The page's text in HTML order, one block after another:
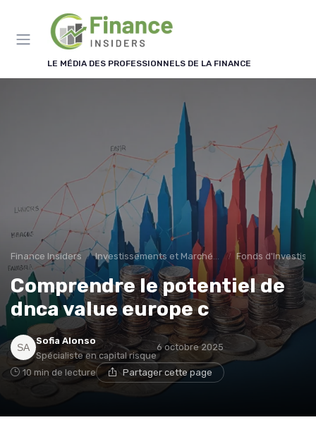
LE MÉDIA DES PROFESSIONNELS DE LA FINANCE
Finance Insiders Investissements et Marchés Financiers Fonds
Comprendre le potentiel de
dnca value europe c
Sofia Alonso
Spécialiste en capital risque
6 octobre 2025
10 min de lecture Partager cette page